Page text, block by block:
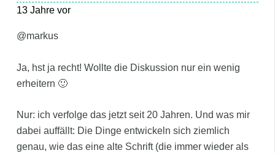
13 Jahre vor
@markus
Ja, hst ja recht! Wollte die Diskussion nur ein wenig
erheitern 🙂
Nur: ich verfolge das jetzt seit 20 Jahren. Und was mir
dabei auffällt: Die Dinge entwickeln sich ziemlich
genau, wie das eine alte Schrift (die immer wieder als